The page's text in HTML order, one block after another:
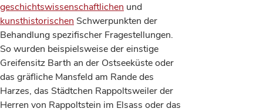
geschichtswissenschaftlichen und
kunsthistorischen Schwerpunkten der
Behandlung spezifischer Fragestellungen.
So wurden beispielsweise der einstige
Greifensitz Barth an der Ostseeküste oder
das gräfliche Mansfeld am Rande des
Harzes, das Städtchen Rappoltsweiler der
Herren von Rappoltstein im Elsass oder das